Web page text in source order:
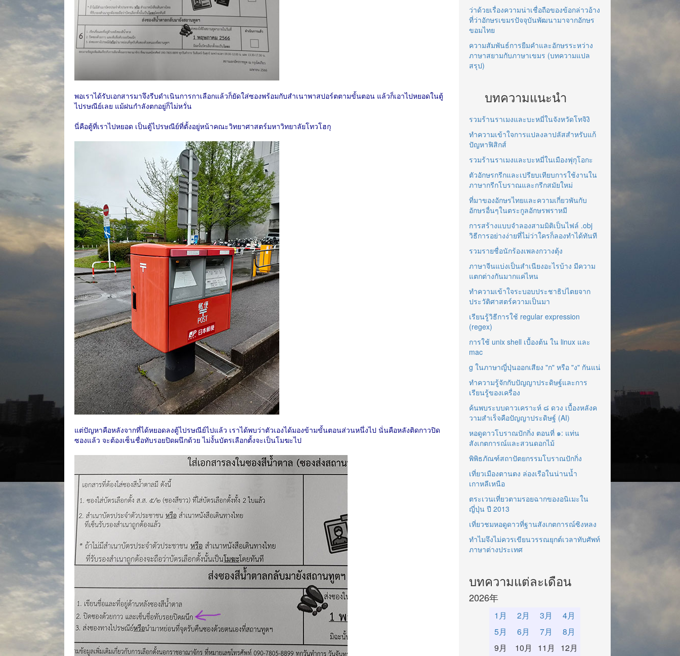
พอเราได้รับเอกสารมาจึงรีบดำเนินการกาเลือกแล้วก็ยัดใส่ซองพร้อมกับสำเนาพาสปอร์ตตามขั้นตอน แล้วก็เอาไปหยอดในตู้
ไปรษณีย์เลย แม้ฝนกำลังตกอยู่ก็ไม่หวั่น
นี่คือตู้ที่เราไปหยอด เป็นตู้ไปรษณีย์ที่ตั้งอยู่หน้าคณะวิทยาศาสตร์มหาวิทยาลัยโทวโฮกุ
แต่ปัญหาคือหลังจากที่ได้หยอดลงตู้ไปรษณีย์ไปแล้ว เราได้พบว่าตัวเองได้มองข้ามขั้นตอนส่วนหนึ่งไป นั่นคือหลังติดกาวปิด
ซองแล้ว จะต้องเซ็นชื่อทับรอยปิดผนึกด้วย ไม่งั้นบัตรเลือกตั้งจะเป็นโมฆะไป
ว่าด้วยเรื่องความน่าเชื่อถือของข้อกล่าวอ้าง
ที่ว่าอักษรเขมรปัจจุบันพัฒนามาจากอักษร
ขอมไทย
ความสัมพันธ์การยืมคำและอักษรระหว่าง
ภาษาสยามกับภาษาเขมร (บทความแปล
สรุป)
บทความแนะนำ
รวมร้านราเมงและบะหมี่ในจังหวัดโทจิงิ
ทำความเข้าใจการแปลงลาปลัสสำหรับแก้
ปัญหาฟิสิกส์
รวมร้านราเมงและบะหมี่ในเมืองฟุกุโอกะ
ตัวอักษรกรีกและเปรียบเทียบการใช้งานใน
ภาษากรีกโบราณและกรีกสมัยใหม่
ที่มาของอักษรไทยและความเกี่ยวพันกับ
อักษรอื่นๆในตระกูลอักษรพราหมี
การสร้างแบบจำลองสามมิติเป็นไฟล์ .obj
วิธีการอย่างง่ายที่ไม่ว่าใครก็ลองทำได้ทันที
รวมรายชื่อนักร้องเพลงกวางตุ้ง
ภาษาจีนแบ่งเป็นสำเนียงอะไรบ้าง มีความ
แตกต่างกันมากแค่ไหน
ทำความเข้าใจระบอบประชาธิปไตยจาก
ประวัติศาสตร์ความเป็นมา
เรียนรู้วิธีการใช้ regular expression
(regex)
การใช้ unix shell เบื้องต้น ใน linux และ
mac
g ในภาษาญี่ปุ่นออกเสียง "ก" หรือ "ง" กันแน่
ทำความรู้จักกับปัญญาประดิษฐ์และการ
เรียนรู้ของเครื่อง
ค้นพบระบบดาวเคราะห์ ๘ ดวง เบื้องหลังค
วามสำเร็จคือปัญญาประดิษฐ์ (AI)
หอดูดาวโบราณปักกิ่ง ตอนที่ ๑: แท่น
สังเกตการณ์และสวนดอกไม้
พิพิธภัณฑ์สถาปัตยกรรมโบราณปักกิ่ง
เที่ยวเมืองตานตง ล่องเรือในน่านน้ำ
เกาหลีเหนือ
ตระเวนเที่ยวตามรอยฉากของอนิเมะใน
ญี่ปุ่น ปี 2013
เที่ยวชมหอดูดาวที่ฐานสังเกตการณ์ซิงหลง
ทำไมจึงไม่ควรเขียนวรรณยุกต์เวลาทับศัพท์
ภาษาต่างประเทศ
บทความแต่ละเดือน
2026年
1月 2月 3月
4月
5月
6月 7月
8月
9月
10月 11月 12月